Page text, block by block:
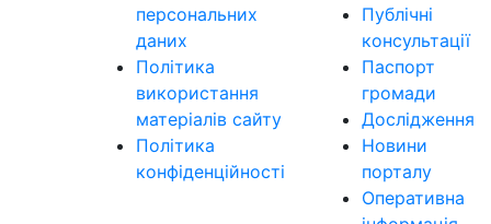
персональних
даних
Політика
використання
матеріалів сайту
Політика
конфіденційності
Публічні
консультації
Паспорт
громади
Дослідження
Новини
порталу
Оперативна